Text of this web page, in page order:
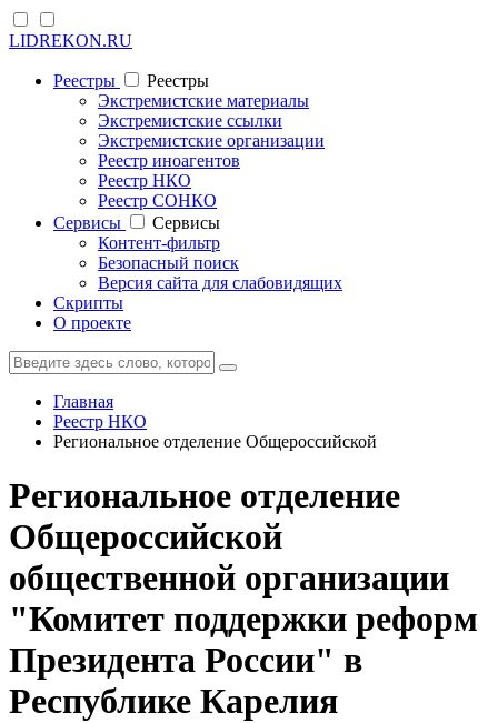
LIDREKON.RU
Реестры
Реестры
Экстремистские материалы
Экстремистские ссылки
Экстремистские организации
Реестр иноагентов
Реестр НКО
Реестр СОНКО
Cервисы
Cервисы
Контент-фильтр
Безопасный поиск
Версия сайта для слабовидящих
Скрипты
О проекте
Главная
Реестр НКО
Региональное отделение Общероссийской
Региональное отделение
Общероссийской
общественной организации
"Комитет поддержки реформ
Президента России" в
Республике Карелия